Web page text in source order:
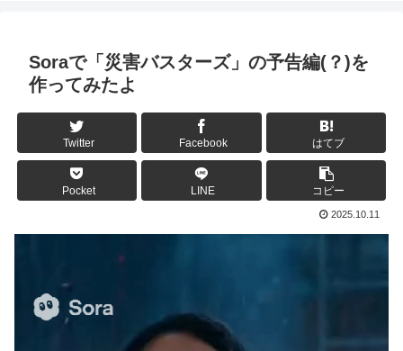
Soraで「災害バスターズ」の予告編(？)を
作ってみたよ
Twitter Facebook はてブ
Pocket LINE コピー
2025.10.11